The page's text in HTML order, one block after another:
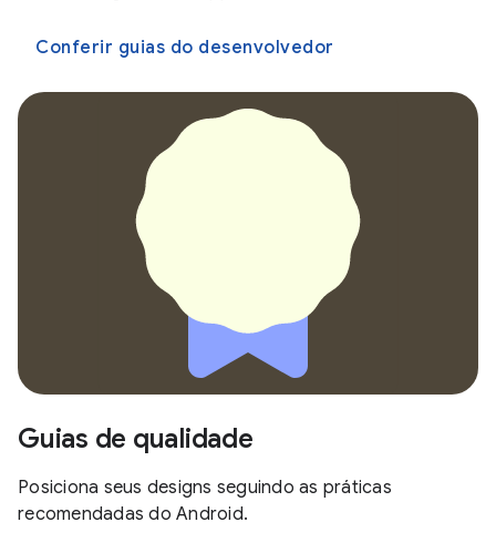
Conferir guias do desenvolvedor
Guias de qualidade
Posiciona seus designs seguindo as práticas
recomendadas do Android.